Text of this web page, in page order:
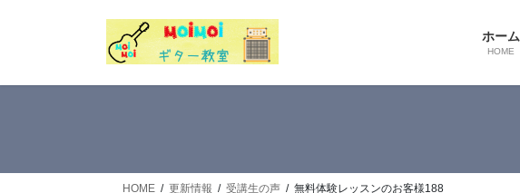
ホーム
HOME
HOME 更新情報 受講生の声 無料体験レッスンのお客様188